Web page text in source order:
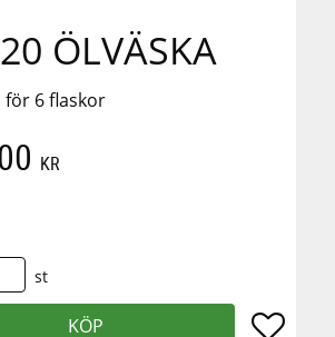
ÖLVÄSKA
för 6 flaskor
pris:
KR
st
KÖP Lägg